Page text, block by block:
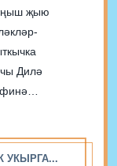
җыю
Дилә
түгел, бик
УКЫРГА...